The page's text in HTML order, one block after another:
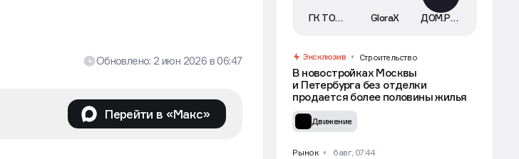
Обновлено: 2 июн 2026 в06:47
Перейти в «Макс»
ГК ТОЧНО GloraX ДОМ.РФ Технологии
Эксклюзив Строительство
В новостройках Москвы
и Петербурга без отделки
продается более половины жилья
Движение
Рынок 6 авг, 07:44